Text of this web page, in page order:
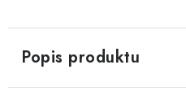
Popis produktu